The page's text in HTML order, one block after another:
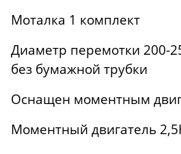
Моталка 1 комплект
Диаметр перемотки 200-
без бумажной трубки
Оснащен моментным
Моментный двигатель